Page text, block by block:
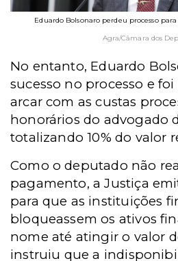
Eduardo Bolsonaro perdeu processo
Agra/Câmara dos
No entanto, Eduardo
sucesso no processo e
arcar com as custas
honorários do advogado
totalizando 10% do valor
Como o deputado não
pagamento, a Justiça
para que as instituições
bloqueassem os ativos
nome até atingir o valor
instruiu que a